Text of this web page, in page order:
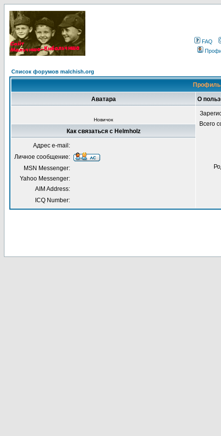
FAQ
Список форумов malchish.org
Профиль
Аватара О
Новичок
Всего
Как связаться с Helmholz
Адрес e-mail:
Личное сообщение:
MSN Messenger:
Yahoo Messenger:
AIM Address:
ICQ Number: